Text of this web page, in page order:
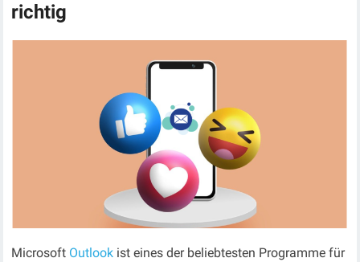
richtig
Microsoft Outlook ist eines der beliebtesten Programme für